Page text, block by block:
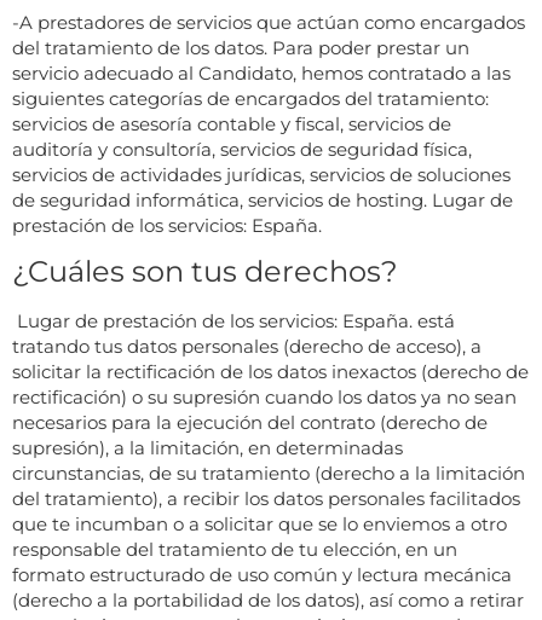
-A prestadores de servicios que actúan como encargados
del tratamiento de los datos. Para poder prestar un
servicio adecuado al Candidato, hemos contratado a las
siguientes categorías de encargados del tratamiento:
servicios de asesoría contable y fiscal, servicios de
auditoría y consultoría, servicios de seguridad física,
servicios de actividades jurídicas, servicios de soluciones
de seguridad informática, servicios de hosting. Lugar de
prestación de los servicios: España.
¿Cuáles son tus derechos?
Lugar de prestación de los servicios: España. está
tratando tus datos personales (derecho de acceso), a
solicitar la rectificación de los datos inexactos (derecho de
rectificación) o su supresión cuando los datos ya no sean
necesarios para la ejecución del contrato (derecho de
supresión), a la limitación, en determinadas
circunstancias, de su tratamiento (derecho a la limitación
del tratamiento), a recibir los datos personales facilitados
que te incumban o a solicitar que se lo enviemos a otro
responsable del tratamiento de tu elección, en un
formato estructurado de uso común y lectura mecánica
(derecho a la portabilidad de los datos), así como a retirar